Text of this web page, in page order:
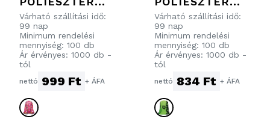
HÚZÓZSINÓROS
TÁSKA, ÉLÉNK
SZÍNŰ
DIZÁJNOKHOZ
Várható szállítási idő:
99 nap
Minimum rendelési
mennyiség: 100 db
Ár érvényes: 1000 db -
tól
nettó 999 Ft + ÁFA
SPORT
HÚZÓZSINÓROS
TÁSKA
Várható szállítási idő:
99 nap
Minimum rendelési
mennyiség: 100 db
Ár érvényes: 1000 db -
tól
nettó 834 Ft + ÁFA